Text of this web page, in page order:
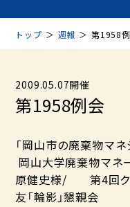
トップ ＞ 週報 ＞ 第1958
2009.05.07開催
第1958例会
「岡山市の廃棄物マ
岡山大学廃棄物マネ
原健史様/ 第4回ク
友「輪影」懇親会